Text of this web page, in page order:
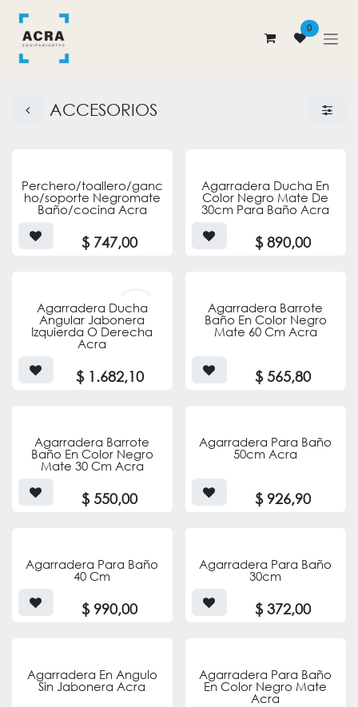
0
ACCESORIOS
Perchero/toallero/ganc
ho/soporte Negromate
Baño/cocina Acra
$ 747,00
Agarradera Ducha En
Color Negro Mate De
30cm Para Baño Acra
$890,00
ENVÍO
GRATIS
Agarradera Ducha
Angular Jabonera
Izquierda O Derecha
Acra
$ 1.682,10
Agarradera Barrote
Baño En Color Negro
Mate 60 Cm Acra
$565,80
Agarradera Barrote
Baño En Color Negro
Mate 30 Cm Acra
$550,00
Agarradera Para Baño
50cm Acra
$ 926,90
Agarradera Para Baño
40 Cm
$ 990,00
Agarradera Para Baño
30cm
$372,00
Agarradera En Angulo
Sin Jabonera Acra
Agarradera Para Baño
En Color Negro Mate
Acra